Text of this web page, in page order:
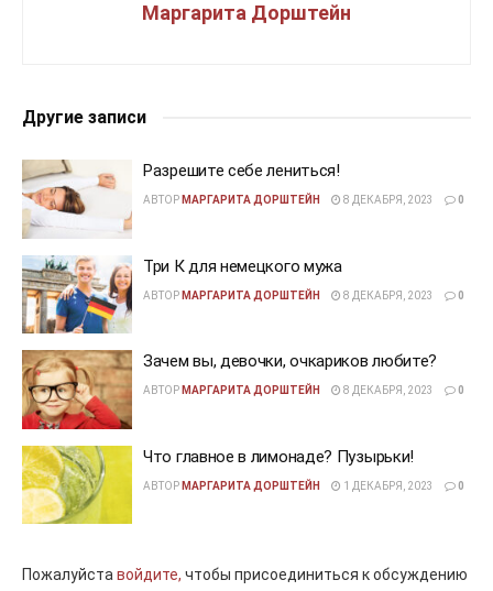
Маргарита Дорштейн
Другие записи
Разрешите себе лениться!
АВТОР МАРГАРИТА ДОРШТЕЙН 8 ДЕКАБРЯ, 2023 0
Три К для немецкого мужа
АВТОР МАРГАРИТА ДОРШТЕЙН 8 ДЕКАБРЯ, 2023 0
Зачем вы, девочки, очкариков любите?
АВТОР МАРГАРИТА ДОРШТЕЙН 8 ДЕКАБРЯ, 2023 0
Что главное в лимонаде? Пузырьки!
АВТОР МАРГАРИТА ДОРШТЕЙН 1 ДЕКАБРЯ, 2023 0
Пожалуйставойдите, чтобы присоединиться к обсуждению